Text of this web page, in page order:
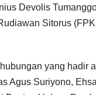
Devolis
Sitorus
yang hadir
Agus Suriyono,